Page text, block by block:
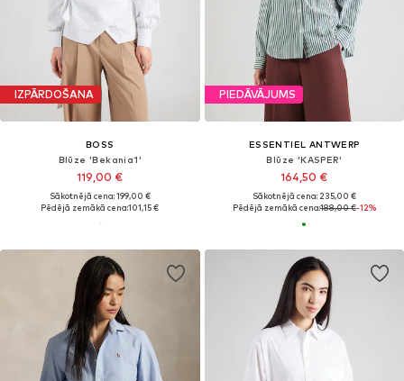
IZPĀRDOŠANA
BOSS
Blūze 'Bekania1'
119,00 €
Sākotnējā cena: 199,00 €
Pēdējā zemākā cena:101,15 €
PIEDĀVĀJUMS
ESSENTIEL ANTWERP
Blūze 'KASPER'
164,50 €
Sākotnējā cena: 235,00 €
Pēdējā zemākā cena:188,00 €-12%